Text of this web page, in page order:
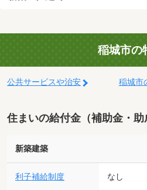
稲城市の
公共サービスや治安 稲城市
住まいの給付金（補助金・助
新築建築
利子補給制度 なし